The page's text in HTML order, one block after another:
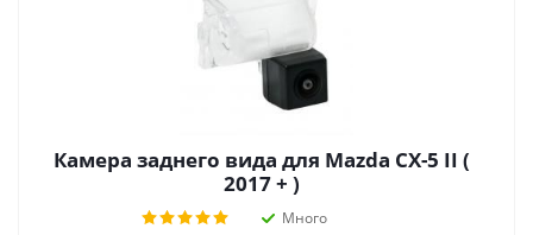
Камера заднего вида для Mazda CX-5 II (
2017 + )
Много